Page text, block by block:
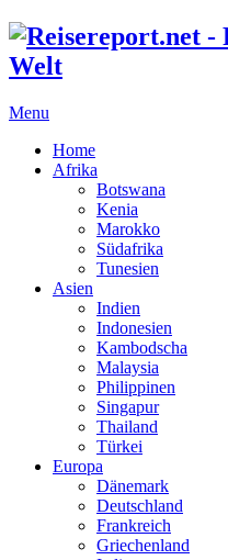
Menu
Home
Afrika
Botswana
Kenia
Marokko
Südafrika
Tunesien
Asien
Indien
Indonesien
Kambodscha
Malaysia
Philippinen
Singapur
Thailand
Türkei
Europa
Dänemark
Deutschland
Frankreich
Griechenland